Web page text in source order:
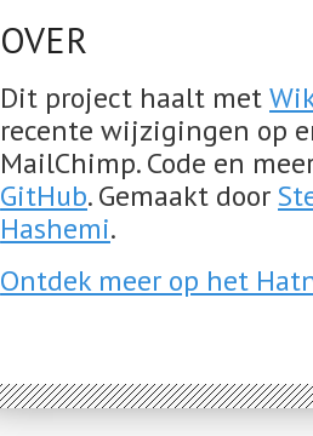
OVER
Dit project haalt met
recente wijzigingen op
MailChimp. Code en
GitHub. Gemaakt door
Hashemi.
Ontdek meer op het